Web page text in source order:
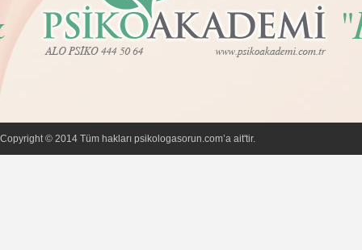
Copyright © 2014 Tüm hakları psikologasorun.com’a ait'tir.